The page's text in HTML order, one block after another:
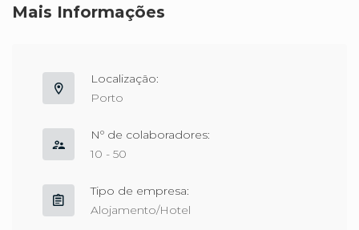
Mais Informações
Localização:
Porto
Nº de colaboradores:
10 - 50
Tipo de empresa:
Alojamento/Hotel